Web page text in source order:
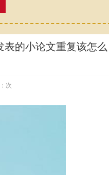
的小论文重复该怎么
次